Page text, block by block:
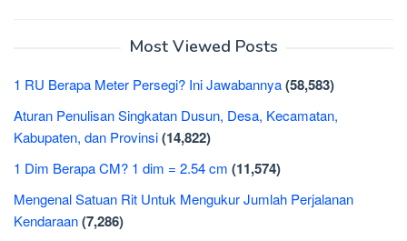
Most Viewed Posts
1 RU Berapa Meter Persegi? Ini Jawabannya(58,583)
Aturan Penulisan Singkatan Dusun, Desa, Kecamatan,
Kabupaten, dan Provinsi(14,822)
1 Dim Berapa CM? 1 dim = 2.54 cm (11,574)
Mengenal Satuan Rit Untuk Mengukur Jumlah Perjalanan
Kendaraan(7,286)